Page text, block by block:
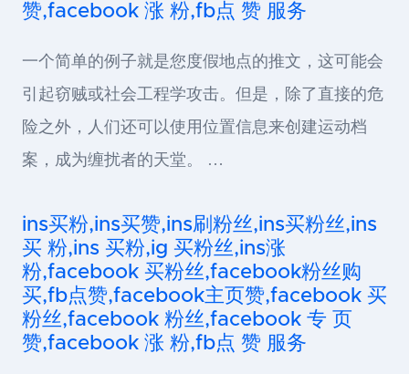
赞,facebook 涨 粉,fb点 赞 服务
一个简单的例子就是您度假地点的推文，这可能会
引起窃贼或社会工程学攻击。但是，除了直接的危
险之外，人们还可以使用位置信息来创建运动档
案，成为缠扰者的天堂。 …
ins买粉,ins买赞,ins刷粉丝,ins买粉丝,ins
买 粉,ins 买粉,ig 买粉丝,ins涨
粉,facebook 买粉丝,facebook粉丝购
买,fb点赞,facebook主页赞,facebook 买
粉丝,facebook 粉丝,facebook 专 页
赞,facebook 涨 粉,fb点 赞 服务